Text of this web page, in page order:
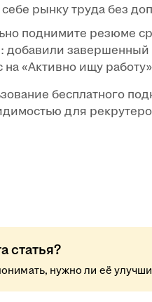
рынку труда без
поднимите резюме
добавили
на «Активно ищу
бесплатного
для
статья?
нужно ли её